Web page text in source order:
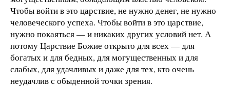
Чтобы войти в это царствие, не нужно денег, не нужно
человеческого успеха. Чтобы войти в это царствие,
нужно покаяться — и никаких других условий нет. А
потому Царствие Божие открыто для всех — для
богатых и для бедных, для могущественных и для
слабых, для удачливых и даже для тех, кто очень
неудачлив с обыденной точки зрения.